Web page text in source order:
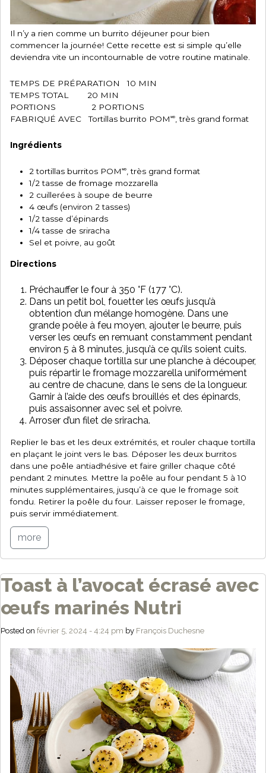
Il n’y a rien comme un burrito déjeuner pour bien
commencer la journée! Cette recette est si simple qu’elle
deviendra vite un incontournable de votre routine matinale.
TEMPS DE PRÉPARATION 10 MIN
TEMPS TOTAL 20 MIN
PORTIONS 2 PORTIONS
FABRIQUÉ AVEC Tortillas burrito POM🅫, très grand format
Ingrédients
2 tortillas burritos POM🅫, très grand format
1/2 tasse de fromage mozzarella
2 cuillerées à soupe de beurre
4 œufs (environ 2 tasses)
1/2 tasse d’épinards
1/4 tasse de sriracha
Sel et poivre, au goût
Directions
Préchauffer le four à 350 °F (177 °C).
Dans un petit bol, fouetter les œufs jusqu’à
obtention d’un mélange homogène. Dans une
grande poêle à feu moyen, ajouter le beurre, puis
verser les œufs en remuant constamment pendant
environ 5 à 8 minutes, jusqu’à ce qu’ils soient cuits.
Déposer chaque tortilla sur une planche à découper,
puis répartir le fromage mozzarella uniformément
au centre de chacune, dans le sens de la longueur.
Garnir à l’aide des œufs brouillés et des épinards,
puis assaisonner avec sel et poivre.
Arroser d’un filet de sriracha.
Replier le bas et les deux extrémités, et rouler chaque tortilla
en plaçant le joint vers le bas. Déposer les deux burritos
dans une poêle antiadhésive et faire griller chaque côté
pendant 2 minutes. Mettre la poêle au four pendant 5 à 10
minutes supplémentaires, jusqu’à ce que le fromage soit
fondu. Retirer la poêle du four. Laisser reposer le fromage,
puis servir immédiatement.
more
Toast à l’avocat écrasé avec
œufs marinés Nutri
Posted on février 5, 2024 - 4:24 pm by François Duchesne